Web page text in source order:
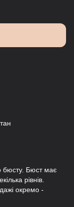
бюсту. Бюст має
рівнів.
окремо -